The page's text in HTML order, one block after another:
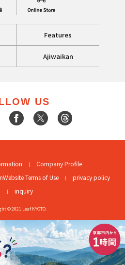
Features
Ajiwaikan
US
Company Profile
Website Terms of Use
privacy policy
inquiry
© 2021 Leaf KYOTO.